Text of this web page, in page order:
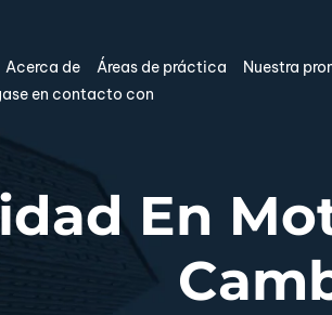
Acerca de Áreas de práctica Nuestra
en contacto con
En